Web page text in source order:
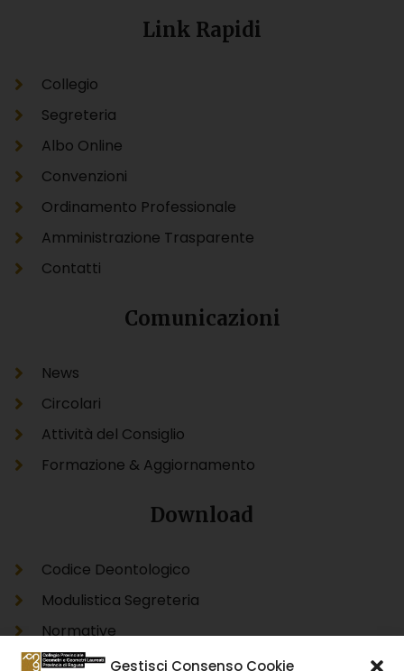
Gestisci Consenso Cookie
Link Rapidi
Collegio
Segreteria
Albo Online
Convenzioni
Ordinamento Professionale
Amministrazione Trasparente
Contatti
Comunicazioni
News
Circolari
Attività del Consiglio
Formazione & Aggiornamento
Download
Codice Deontologico
Modulistica Segreteria
Normative
Modello Unico Informatico Catastale DOCFA